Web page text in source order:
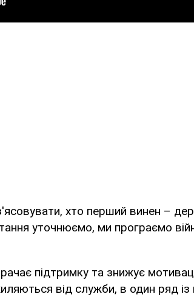
хто перший винен –
уточнюємо, ми програємо
підтримку та знижує
від служби, в один ряд